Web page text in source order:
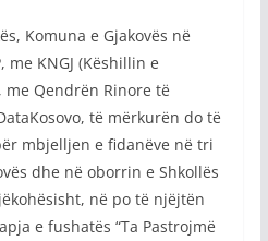
Komuna e Gjakovës në
me KNGJ (Këshillin e
me Qendrën Rinore të
të mërkurën do të
mbjelljen e fidanëve në tri
dhe në oborrin e Shkollës
në po të njëjtën
e fushatës “Ta Pastrojmë